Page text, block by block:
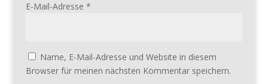
E-Mail-Adresse *
Name, E-Mail-Adresse und Website in diesem
Browser für meinen nächsten Kommentar speichern.